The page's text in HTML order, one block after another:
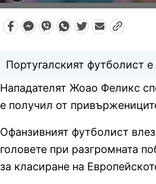
Португалският футболист
Нападателят Жоао Феликс
е получил от
Офанзивният футболист
головете при разгромната
за класиране на